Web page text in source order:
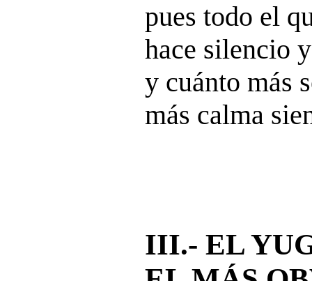
pues todo el
hace silencio
y cuánto más
más calma
III.- EL